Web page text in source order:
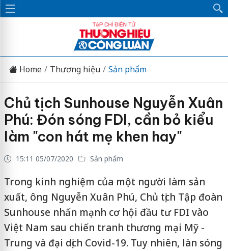
Home Thương hiệu Sản phẩm
Chủ tịch Sunhouse Nguyễn Xuân
Phú: Đón sóng FDI, cần bỏ kiểu
làm "con hát mẹ khen hay"
15:11 05/07/2020 Sản phẩm
Trong kinh nghiệm của một người làm sản
xuất, ông Nguyễn Xuân Phú, Chủ tịch Tập đoàn
Sunhouse nhấn mạnh cơ hội đầu tư FDI vào
Việt Nam sau chiến tranh thương mại Mỹ -
Trung và đại dịch Covid-19. Tuy nhiên, làn sóng